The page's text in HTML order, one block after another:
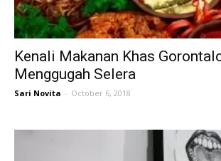
Kenali Makanan Khas
Menggugah Selera
Sari Novita - October 6, 2018